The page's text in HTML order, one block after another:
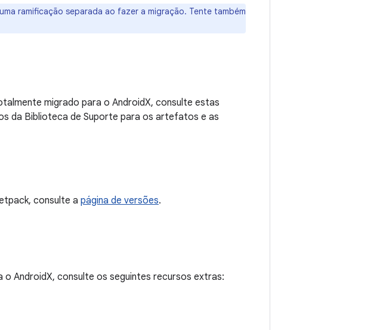
ramificação separada ao fazer a migração. Tente também
migrado para o AndroidX, consulte estas
da Biblioteca de Suporte para os artefatos e as
consulte a página de versões.
AndroidX, consulte os seguintes recursos extras: